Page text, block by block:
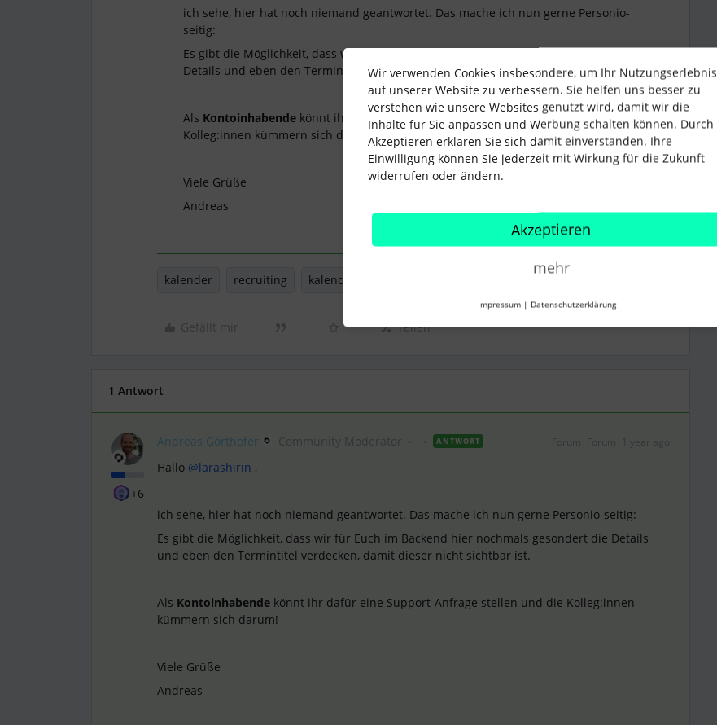
ich sehe, hier hat noch niemand geantwortet. Das mache ich nun gerne Personio-
seitig:
Es gibt die Möglichkeit, dass wir für Euch im Backend hier nochmals gesondert die
Details und eben den Termintitel verdecken, damit dieser nicht sichtbar ist.
Als Kontoinhabende könnt ihr dafür eine Support-Anfrage stellen und die
Kolleg:innen kümmern sich darum!
Viele Grüße
Andreas
kalender recruiting kalenderintegration
Gefällt mir Teilen
1 Antwort
+6
Andreas Görthofer ANTWORT
Hallo ​ @larashirin ,
ich sehe, hier hat noch niemand geantwortet. Das mache ich nun gerne Personio-seitig:
Es gibt die Möglichkeit, dass wir für Euch im Backend hier nochmals gesondert die Details
und eben den Termintitel verdecken, damit dieser nicht sichtbar ist.
Als Kontoinhabende könnt ihr dafür eine Support-Anfrage stellen und die Kolleg:innen
kümmern sich darum!
Viele Grüße
Andreas
Wir verwenden Cookies insbesondere, um Ihr Nutzungserlebnis
auf unserer Website zu verbessern. Sie helfen uns besser zu
verstehen wie unsere Websites genutzt wird, damit wir die
Inhalte für Sie anpassen und Werbung schalten können. Durch
Akzeptieren erklären Sie sich damit einverstanden. Ihre
Einwilligung können Sie jederzeit mit Wirkung für die Zukunft
widerrufen oder ändern.
Akzeptieren
mehr
Impressum | Datenschutzerklärung